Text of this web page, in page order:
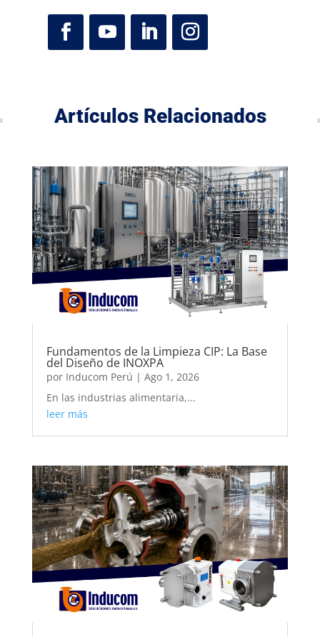
Artículos Relacionados
Fundamentos de la Limpieza CIP: La Base
del Diseño de INOXPA
por Inducom Perú | Ago 1, 2026
En las industrias alimentaria,...
leer más